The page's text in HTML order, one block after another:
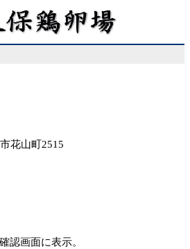
花山町2515
認画面に表示。